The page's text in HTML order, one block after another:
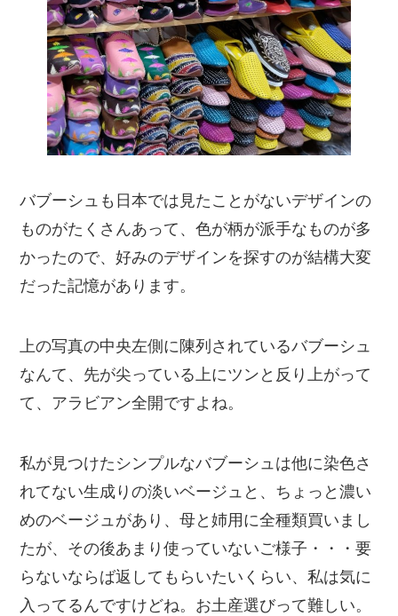
バブーシュも日本では見たことがないデザインの
ものがたくさんあって、色が柄が派手なものが多
かったので、好みのデザインを探すのが結構大変
だった記憶があります。
上の写真の中央左側に陳列されているバブーシュ
なんて、先が尖っている上にツンと反り上がって
て、アラビアン全開ですよね。
私が見つけたシンプルなバブーシュは他に染色さ
れてない生成りの淡いベージュと、ちょっと濃い
めのベージュがあり、母と姉用に全種類買いまし
たが、その後あまり使っていないご様子・・・要
らないならば返してもらいたいくらい、私は気に
入ってるんですけどね。お土産選びって難しい。